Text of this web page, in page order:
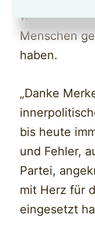
wir uns im
Menschen
haben.
„Danke
bis heute
und Fehler,
Partei,
mit Herz für
eingesetzt